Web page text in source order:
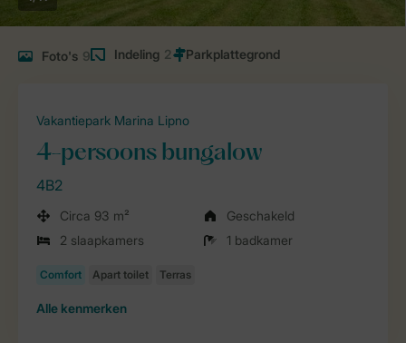
Foto's 9 Indeling 2
Vakantiepark Marina Lipno
4-persoons bungalow
4B2
Circa 93 m²
Geschakeld
2 slaapkamers
1 badkamer
Alle kenmerken